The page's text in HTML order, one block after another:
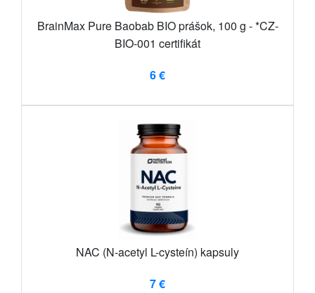
BrainMax Pure Baobab BIO prášok, 100 g - *CZ-
BIO-001 certifikát
6 €
NAC (N-acetyl L-cysteín) kapsuly
7 €